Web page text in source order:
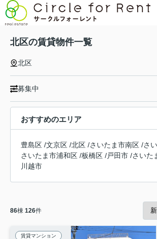
北区の賃貸物件一覧
北区
募集中
おすすめのエリア
豊島区 /文京区 /北区 /さいたま市南区 /さ
さいたま市浦和区 /板橋区 /戸田市 /さいた
川越市
86棟 126件
賃貸マンション